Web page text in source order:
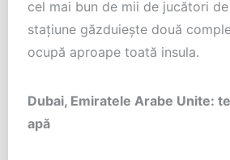
cel mai bun de mii de jucători
staţiune găzduieşte două
ocupă aproape toată insula.
Dubai, Emiratele Arabe Unite:
apă